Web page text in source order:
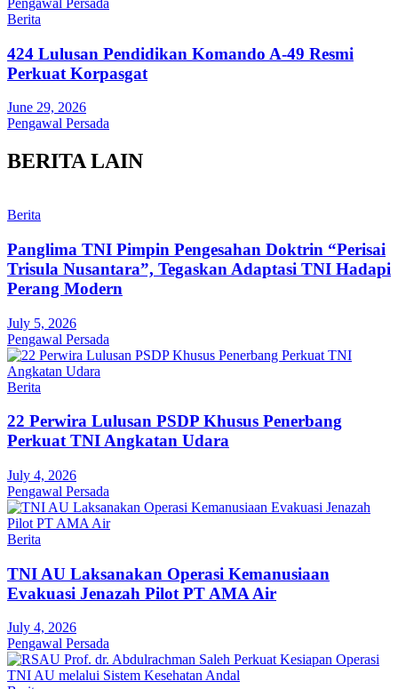
Berita
424 Lulusan Pendidikan Komando A-49 Resmi
Perkuat Korpasgat
June 29, 2026
Pengawal Persada
BERITA LAIN
Berita
Panglima TNI Pimpin Pengesahan Doktrin “Perisai
Trisula Nusantara”, Tegaskan Adaptasi TNI Hadapi
Perang Modern
July 5, 2026
Pengawal Persada
Berita
22 Perwira Lulusan PSDP Khusus Penerbang
Perkuat TNI Angkatan Udara
July 4, 2026
Pengawal Persada
Berita
TNI AU Laksanakan Operasi Kemanusiaan
Evakuasi Jenazah Pilot PT AMA Air
July 4, 2026
Pengawal Persada